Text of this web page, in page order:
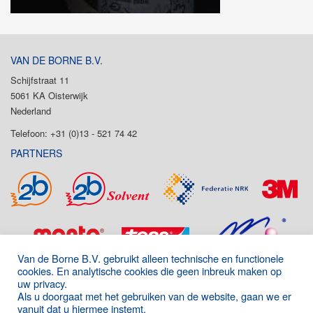
VAN DE BORNE B.V.
Schijfstraat 11
5061 KA Oisterwijk
Nederland
Telefoon: +31 (0)13 - 521 74 42
PARTNERS
Van de Borne B.V. gebruikt alleen technische en functionele
cookies. En analytische cookies die geen inbreuk maken op
uw privacy.
Als u doorgaat met het gebruiken van de website, gaan we er
vanuit dat u hiermee instemt.